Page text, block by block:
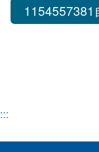
1154557381
:::